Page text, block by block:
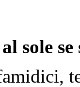
sole